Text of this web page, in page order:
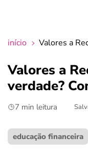
crédito fácil
últimas notícias
ferramentas
início Valores a
Valores a
verdade?
7 min leitura
educação financeira